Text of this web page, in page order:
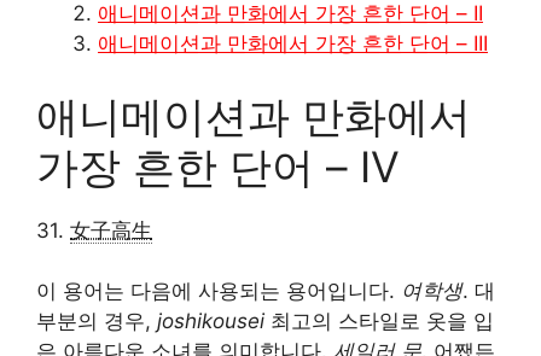
애니메이션과 만화에서 가장 흔한 단어 – II
애니메이션과 만화에서 가장 흔한 단어 – III
애니메이션과 만화에서
가장 흔한 단어 – IV
31. 女子高生
이 용어는 다음에 사용되는 용어입니다. 여학생. 대
부분의 경우, joshikousei 최고의 스타일로 옷을 입